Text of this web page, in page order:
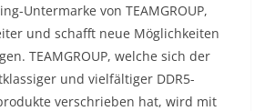
Untermarke von TEAMGROUP,
und schafft neue Möglichkeiten
TEAMGROUP, welche sich der
und vielfältiger DDR5-
verschrieben hat, wird mit